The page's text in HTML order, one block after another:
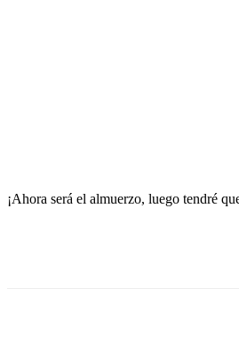
¡Ahora será el almuerzo, luego tendré